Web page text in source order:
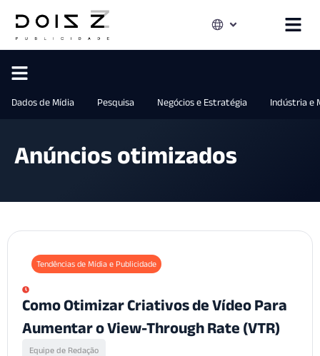
Dados de Mídia Pesquisa Negócios e Estratégia Indústria e
Anúncios otimizados
Tendências de Mídia e Publicidade
Como Otimizar Criativos de Vídeo Para
Aumentar o View-Through Rate (VTR)
Equipe de Redação